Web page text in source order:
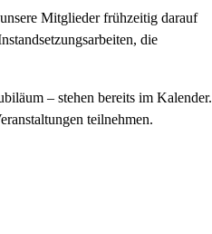
Mitglieder frühzeitig darauf
die
– stehen bereits im Kalender.
teilnehmen.